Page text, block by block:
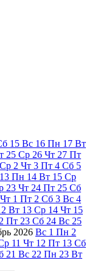
15 Вс 16 Пн 17 Вт
25 Ср 26 Чт 27 Пт
Ср 2 Чт 3 Пт 4 Сб 5
13 Пн 14 Вт 15 Ср
23 Чт 24 Пт 25 Сб
Чт 1 Пт 2 Сб 3 Вс 4
Вт 13 Ср 14 Чт 15
Пт 23 Сб 24 Вс 25
2026 Вс 1 Пн 2
11 Чт 12 Пт 13 Сб
21 Вс 22 Пн 23 Вт